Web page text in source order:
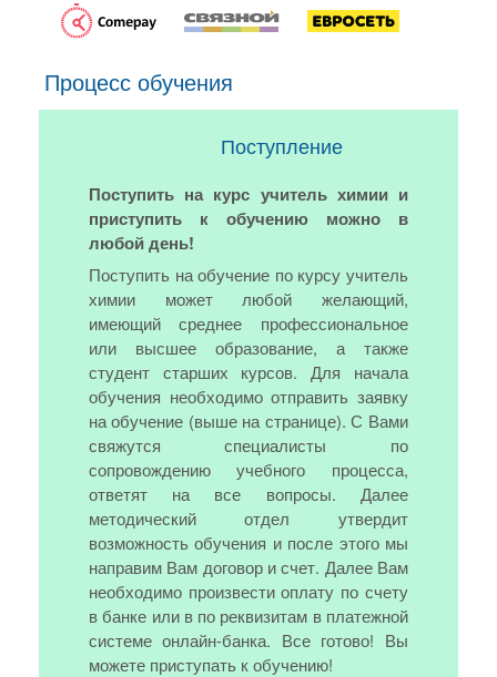
Процесс обучения
Поступление
Поступить на курс учитель химии и
приступить к обучению можно в
любой день!
Поступить на обучение по курсу учитель
химии может любой желающий,
имеющий среднее профессиональное
или высшее образование, а также
студент старших курсов. Для начала
обучения необходимо отправить заявку
на обучение (выше на странице). С Вами
свяжутся специалисты по
сопровождению учебного процесса,
ответят на все вопросы. Далее
методический отдел утвердит
возможность обучения и после этого мы
направим Вам договор и счет. Далее Вам
необходимо произвести оплату по счету
в банке или в по реквизитам в платежной
системе онлайн-банка. Все готово! Вы
можете приступать к обучению!